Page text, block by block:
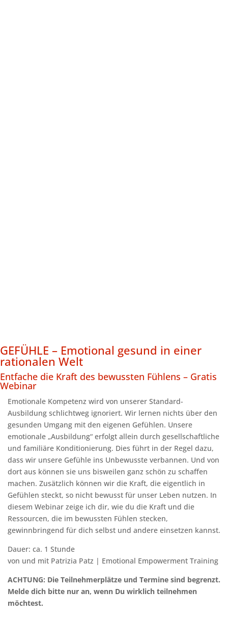
GEFÜHLE – Emotional gesund in einer
rationalen Welt
Entfache die Kraft des bewussten Fühlens – Gratis
Webinar
Emotionale Kompetenz wird von unserer Standard-
Ausbildung schlichtweg ignoriert. Wir lernen nichts über den
gesunden Umgang mit den eigenen Gefühlen. Unsere
emotionale „Ausbildung“ erfolgt allein durch gesellschaftliche
und familiäre Konditionierung. Dies führt in der Regel dazu,
dass wir unsere Gefühle ins Unbewusste verbannen. Und von
dort aus können sie uns bisweilen ganz schön zu schaffen
machen. Zusätzlich können wir die Kraft, die eigentlich in
Gefühlen steckt, so nicht bewusst für unser Leben nutzen. In
diesem Webinar zeige ich dir, wie du die Kraft und die
Ressourcen, die im bewussten Fühlen stecken,
gewinnbringend für dich selbst und andere einsetzen kannst.
Dauer: ca. 1 Stunde
von und mit Patrizia Patz | Emotional Empowerment Training
ACHTUNG: Die Teilnehmerplätze und Termine sind begrenzt.
Melde dich bitte nur an, wenn Du wirklich teilnehmen
möchtest.